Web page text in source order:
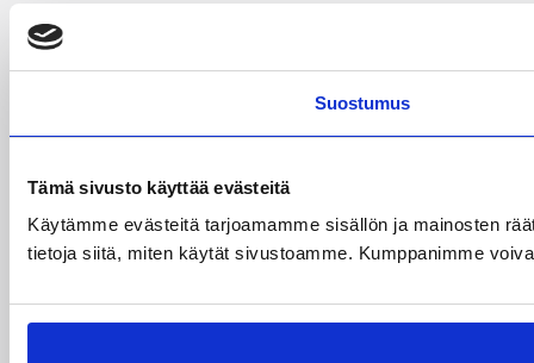
Suostumus
Tämä sivusto käyttää evästeitä
Käytämme evästeitä tarjoamamme sisällön ja mainosten
tietoja siitä, miten käytät sivustoamme. Kumppanimme